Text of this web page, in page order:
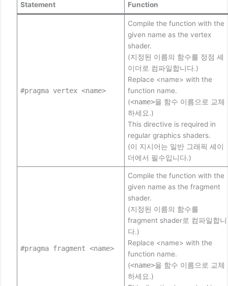
Statement Function
#pragma vertex <name>
Compile the function with the
given name as the vertex
shader.
(지정된 이름의 함수를 정점 셰
이더로 컴파일합니다.)
Replace <name> with the
function name.
(<name>을 함수 이름으로 교체
하세요.)
This directive is required in
regular graphics shaders.
(이 지시어는 일반 그래픽 셰이
더에서 필수입니다.)
#pragma fragment <name>
Compile the function with the
given name as the fragment
shader.
(지정된 이름의 함수를
fragment shader로 컴파일합니
다.)
Replace <name> with the
function name.
(<name>을 함수 이름으로 교체
하세요.)